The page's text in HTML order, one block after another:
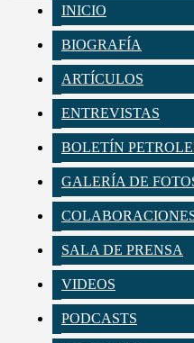
INICIO
BIOGRAFÍA
ARTÍCULOS
ENTREVISTAS
BOLETÍN
GALERÍA DE
SALA DE PRENSA
VIDEOS
PODCASTS